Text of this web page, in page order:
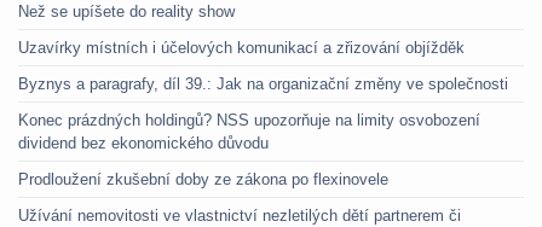
Než se upíšete do reality show
Uzavírky místních i účelových komunikací a zřizování objížděk
Byznys a paragrafy, díl 39.: Jak na organizační změny ve společnosti
Konec prázdných holdingů? NSS upozorňuje na limity osvobození
dividend bez ekonomického důvodu
Prodloužení zkušební doby ze zákona po flexinovele
Užívání nemovitosti ve vlastnictví nezletilých dětí partnerem či